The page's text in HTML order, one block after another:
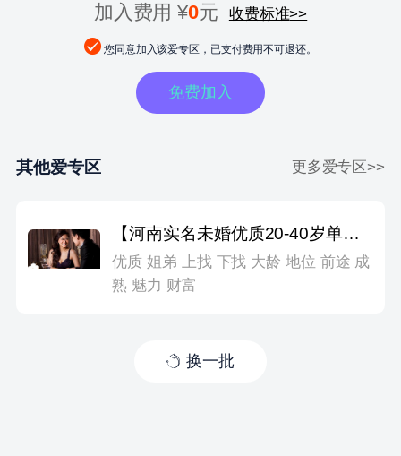
加入费用 ¥0元 收费标准>>
您同意加入该爱专区，已支付费用不可退还。
免费加入
其他爱专区 更多爱专区>>
【河南实名未婚优质20-40岁单身群】
优质 姐弟 上找 下找 大龄 地位 前途 成
熟 魅力 财富
换一批